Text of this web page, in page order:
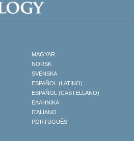
MAGYAR
NORSK
SVENSKA
ESPAÑOL (LATINO)
ESPAÑOL (CASTELLANO)
ΕΛΛΗΝΙΚA
ITALIANO
PORTUGUÊS